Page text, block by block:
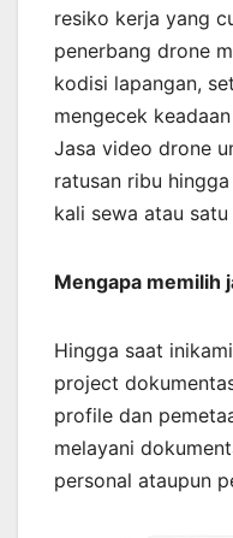
resiko kerja yang
penerbang drone
kodisi lapangan,
mengecek
Jasa video drone
ratusan ribu
kali sewa atau
Mengapa memilih
Hingga saat
project
profile dan
melayani
personal ataupun